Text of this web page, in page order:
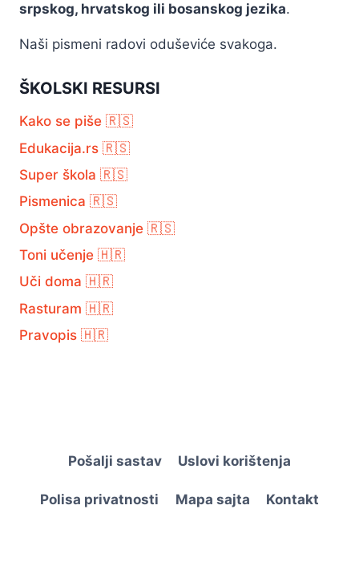
srpskog, hrvatskog ili bosanskog jezika.
Naši pismeni radovi oduševiće svakoga.
ŠKOLSKI RESURSI
Kako se piše 🇷🇸
Edukacija.rs 🇷🇸
Super škola 🇷🇸
Pismenica 🇷🇸
Opšte obrazovanje 🇷🇸
Toni učenje 🇭🇷
Uči doma 🇭🇷
Rasturam 🇭🇷
Pravopis 🇭🇷
Pošalji sastav Uslovi korištenja
Polisa privatnosti Mapa sajta Kontakt